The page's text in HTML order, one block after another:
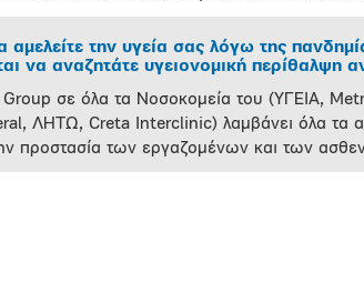
αμελείτε την υγεία σας λόγω της
να αναζητάτε υγειονομική περίθαλψη
σε όλα τα Νοσοκομεία του (ΥΓΕΙΑ,
ΛΗΤΩ, Creta Interclinic) λαμβάνει όλα τα
προστασία των εργαζομένων και των